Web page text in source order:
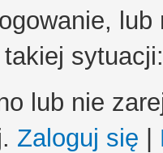
sytuacji:
lub nie
Zaloguj się